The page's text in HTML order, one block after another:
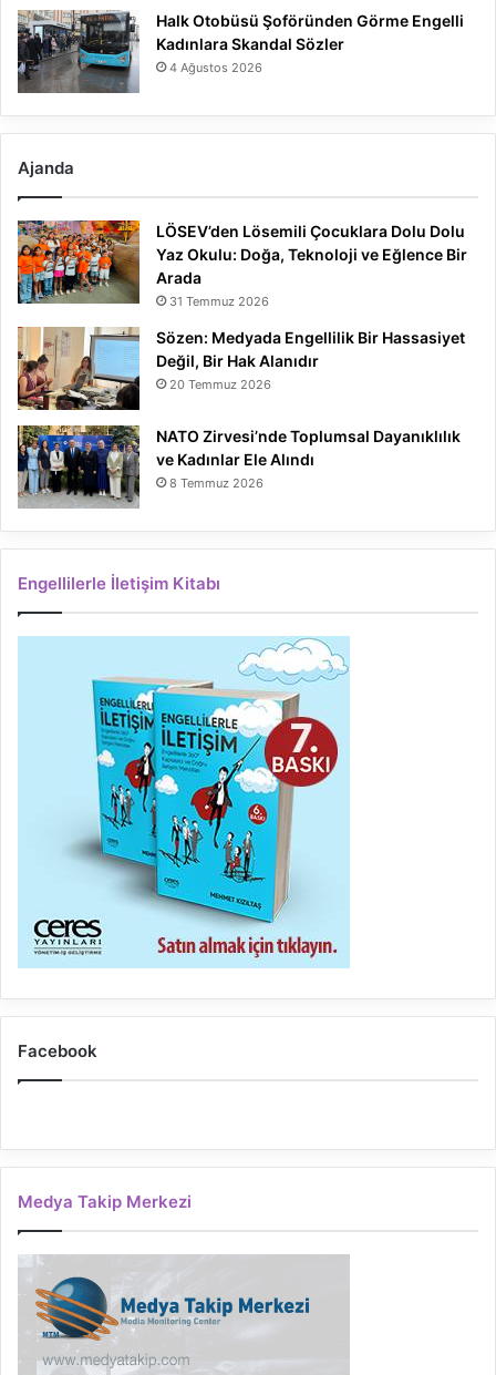
Halk Otobüsü Şoföründen Görme Engelli
Kadınlara Skandal Sözler
4 Ağustos 2026
Ajanda
LÖSEV’den Lösemili Çocuklara Dolu Dolu
Yaz Okulu: Doğa, Teknoloji ve Eğlence Bir
Arada
31 Temmuz 2026
Sözen: Medyada Engellilik Bir Hassasiyet
Değil, Bir Hak Alanıdır
20 Temmuz 2026
NATO Zirvesi’nde Toplumsal Dayanıklılık
ve Kadınlar Ele Alındı
8 Temmuz 2026
Engellilerle İletişim Kitabı
Facebook
Medya Takip Merkezi